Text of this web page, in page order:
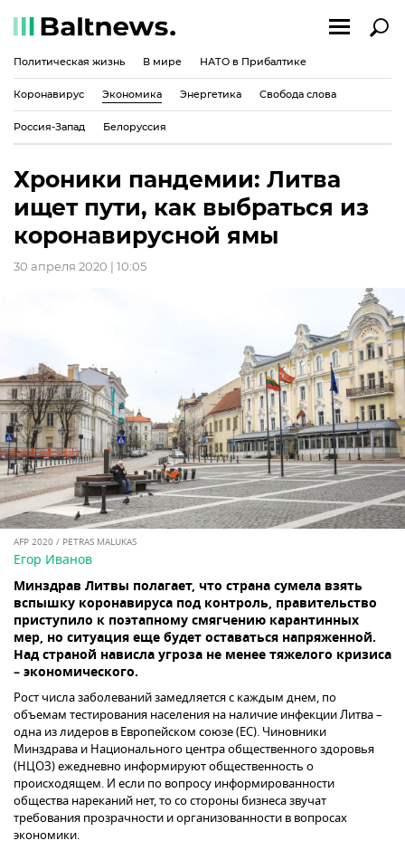
Политическая жизнь В мире НАТО в Прибалтике
Коронавирус Экономика Энергетика Свобода слова
Россия-Запад Белоруссия
Хроники пандемии: Литва
ищет пути, как выбраться из
коронавирусной ямы
30 апреля 2020 | 10:05
AFP 2020 / PETRAS MALUKAS
Егор Иванов
Минздрав Литвы полагает, что страна сумела взять
вспышку коронавируса под контроль, правительство
приступило к поэтапному смягчению карантинных
мер, но ситуация еще будет оставаться напряженной.
Над страной нависла угроза не менее тяжелого кризиса
– экономического.
Рост числа заболеваний замедляется с каждым днем, по
объемам тестирования населения на наличие инфекции Литва –
одна из лидеров в Европейском союзе (ЕС). Чиновники
Минздрава и Национального центра общественного здоровья
(НЦОЗ) ежедневно информируют общественность о
происходящем. И если по вопросу информированности
общества нареканий нет, то со стороны бизнеса звучат
требования прозрачности и организованности в вопросах
экономики.